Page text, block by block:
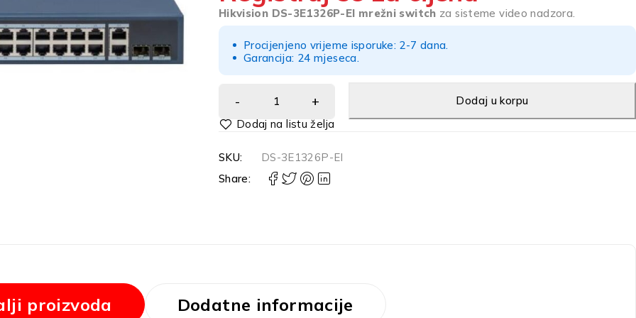
Hikvision DS-3E1326P-EI mrežni switch za sisteme video nadzora.
Procijenjeno vrijeme isporuke: 2-7 dana.
Garancija: 24 mjeseca.
Dodaj u korpu
Alternative:
SKU:
DS-3E1326P-EI
Share:
proizvoda Dodatne informacije